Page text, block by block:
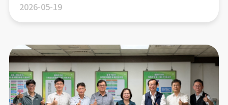
2026-05-19